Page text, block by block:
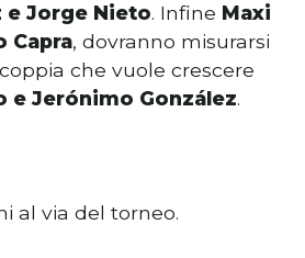
e Jorge Nieto. Infine Maxi
Capra, dovranno misurarsi
che vuole crescere
e Jerónimo González.
al via del torneo.